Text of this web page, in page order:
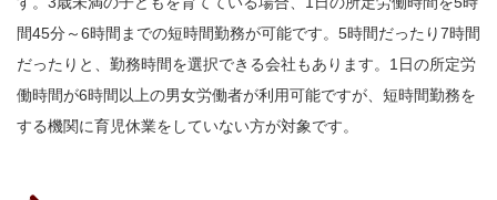
間45分～6時間までの短時間勤務が可能です。5時間だったり7時間
だったりと、勤務時間を選択できる会社もあります。1日の所定労
働時間が6時間以上の男女労働者が利用可能ですが、短時間勤務を
する機関に育児休業をしていない方が対象です。